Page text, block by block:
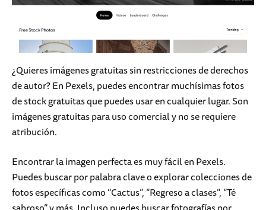
¿Quieres imágenes gratuitas sin restricciones de derechos
de autor? En Pexels, puedes encontrar muchísimas fotos
de stock gratuitas que puedes usar en cualquier lugar. Son
imágenes gratuitas para uso comercial y no se requiere
atribución.
Encontrar la imagen perfecta es muy fácil en Pexels.
Puedes buscar por palabra clave o explorar colecciones de
fotos específicas como “Cactus”, “Regreso a clases”, “Té